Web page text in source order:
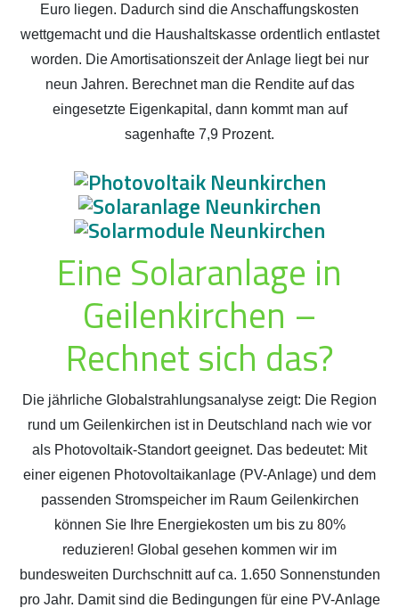
Euro liegen. Dadurch sind die Anschaffungskosten
wettgemacht und die Haushaltskasse ordentlich entlastet
worden. Die Amortisationszeit der Anlage liegt bei nur
neun Jahren. Berechnet man die Rendite auf das
eingesetzte Eigenkapital, dann kommt man auf
sagenhafte 7,9 Prozent.
Eine Solaranlage in
Geilenkirchen –
Rechnet sich das?
Die jährliche Globalstrahlungsanalyse zeigt: Die Region
rund um Geilenkirchen ist in Deutschland nach wie vor
als Photovoltaik-Standort geeignet. Das bedeutet: Mit
einer eigenen Photovoltaikanlage (PV-Anlage) und dem
passenden Stromspeicher im Raum Geilenkirchen
können Sie Ihre Energiekosten um bis zu 80%
reduzieren! Global gesehen kommen wir im
bundesweiten Durchschnitt auf ca. 1.650 Sonnenstunden
pro Jahr. Damit sind die Bedingungen für eine PV-Anlage